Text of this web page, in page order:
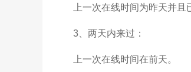
上一次在线时间为昨天并且已
3、两天内来过：
上一次在线时间在前天。